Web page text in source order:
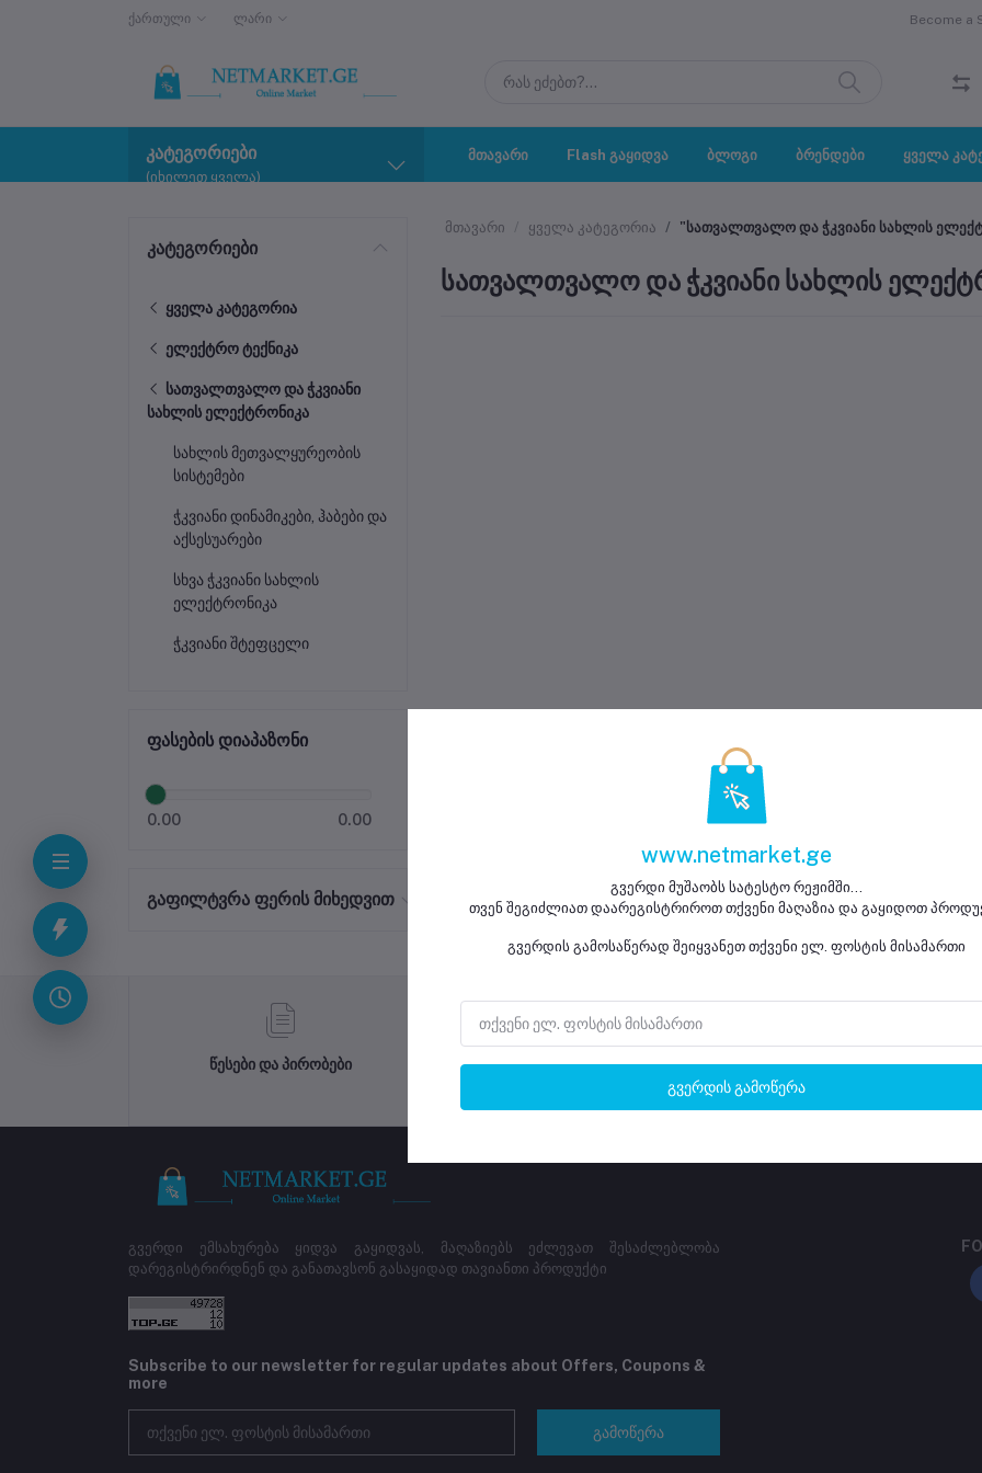
ქართული ლარი Become a
კატეგორიები
(იხილეთ ყველა)
მთავარი Flash გაყიდვა ბლოგი ბრენდები ყველა
კატეგორიები
ყველა კატეგორია
ელექტრო ტექნიკა
სათვალთვალო და ჭკვიანი
სახლის ელექტრონიკა
სახლის მეთვალყურეობის
სისტემები
ჭკვიანი დინამიკები, ჰაბები და
აქსესუარები
სხვა ჭკვიანი სახლის
ელექტრონიკა
ჭკვიანი შტეფცელი
ფასების დიაპაზონი
0.00 0.00
გაფილტვრა ფერის მიხედვით
მთავარი ყველა კატეგორია "სათვალთვალო და ჭკვიანი სახლის
სათვალთვალო და ჭკვიანი სახლის
წესები და პირობები მხარდაჭერის პოლიტიკა
გვერდი ემსახურება ყიდვა გაყიდვას, მაღაზიებს ეძლევათ შესაძლებლობა
დარეგისტრირდნენ და განათავსონ გასაყიდად თავიანთი პროდუქტი
Subscribe to our newsletter for regular updates about Offers, Coupons &
more
გამოწერა
www.netmarket.ge
გვერდი მუშაობს სატესტო რეჟიმში...
თვენ შეგიძლიათ დაარეგისტრიროთ თქვენი მაღაზია და გაყიდოთ
გვერდის გამოსაწერად შეიყვანეთ თქვენი ელ. ფოსტის მისამართი
გვერდის გამოწერა